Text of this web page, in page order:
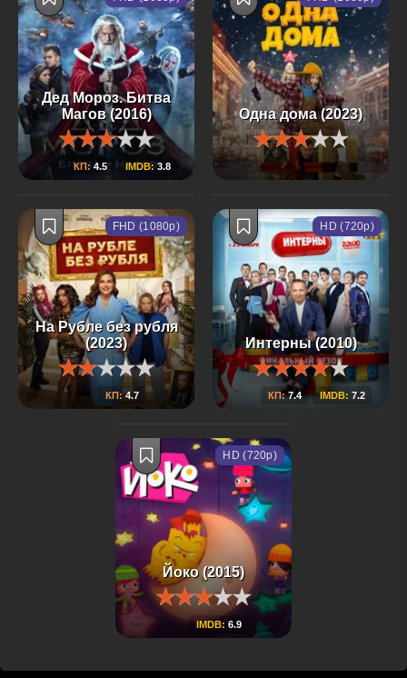
Дед Мороз. Битва
Магов (2016)
КП: 4.5 IMDB:3.8
Одна дома (2023)
На Рубле без рубля
(2023)
КП:4.7
FHD (1080p)
Интерны (2010)
КП:7.4 IMDB: 7.2
HD (720p)
Йоко (2015)
IMDB: 6.9
HD (720p)